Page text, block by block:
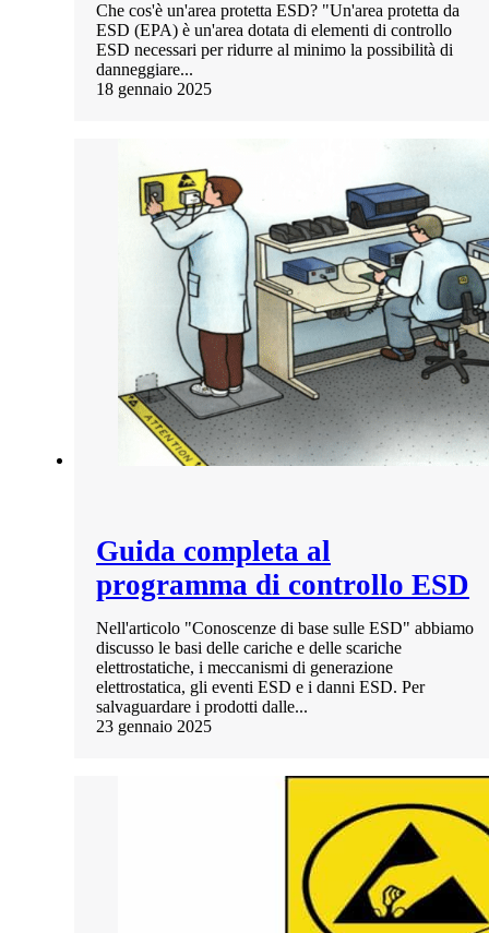
Che cos'è un'area protetta ESD? "Un'area protetta da
ESD (EPA) è un'area dotata di elementi di controllo
ESD necessari per ridurre al minimo la possibilità di
danneggiare...
18 gennaio 2025
Guida completa al
programma di controllo ESD
Nell'articolo "Conoscenze di base sulle ESD" abbiamo
discusso le basi delle cariche e delle scariche
elettrostatiche, i meccanismi di generazione
elettrostatica, gli eventi ESD e i danni ESD. Per
salvaguardare i prodotti dalle...
23 gennaio 2025